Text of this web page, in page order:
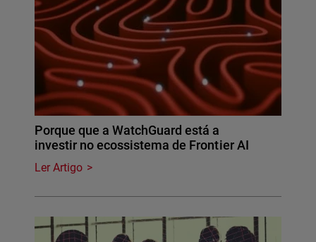
Porque que a WatchGuard está a
investir no ecossistema de Frontier AI
Ler Artigo